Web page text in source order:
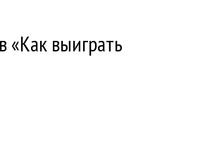
«Как выиграть